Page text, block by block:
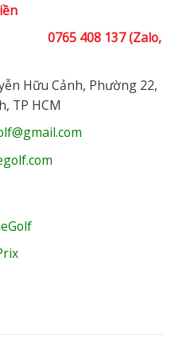
0765 408 137 (Zalo,
Hữu Cảnh, Phường 22,
TP HCM